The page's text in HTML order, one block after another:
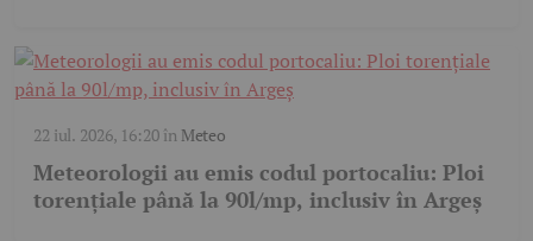
22 iul. 2026, 16:20în Meteo
Meteorologii au emis codul portocaliu: Ploi
torențiale până la 90l/mp, inclusiv în Argeș